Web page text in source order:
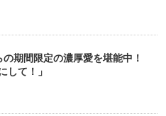
期間限定の濃厚愛を堪能中！
して！」